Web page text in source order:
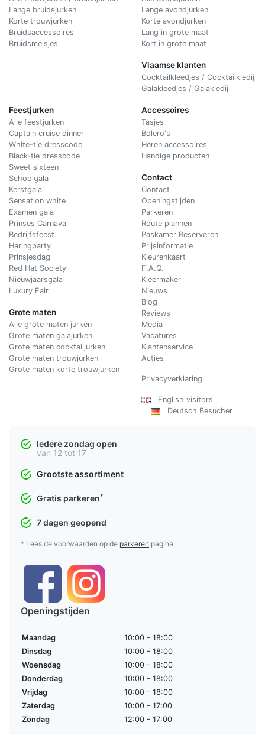
Lange bruidsjurken
Korte trouwjurken
Bruidsaccessoires
Bruidsmeisjes
Lange avondjurken
Korte avondjurken
Lang in grote maat
Kort in grote maat
Vlaamse klanten
Cocktailkleedjes / Cocktailkledij
Galakleedjes / Galakledij
Feestjurken
Alle feestjurken
Captain cruise dinner
White-tie dresscode
Black-tie dresscode
Sweet sixteen
Schoolgala
Kerstgala
Sensation white
Examen gala
Prinses Carnaval
Bedrijfsfeest
Haringparty
Prinsjesdag
Red Hat Society
Nieuwjaarsgala
Luxury Fair
Grote maten
Alle grote maten jurken
Grote maten galajurken
Grote maten cocktailjurken
Grote maten trouwjurken
Grote maten korte trouwjurken
Accessoires
Tasjes
Bolero's
Heren accessoires
Handige producten
Contact
Contact
Openingstijden
Parkeren
Route plannen
Paskamer Reserveren
Prijsinformatie
Kleurenkaart
F.A.Q.
Kleermaker
Nieuws
Blog
Reviews
Media
Vacatures
Klantenservice
Acties
Privacyverklaring
English visitors
Deutsch Besucher
Iedere zondag open
van 12 tot 17
Grootste assortiment
Gratis parkeren*
7 dagen geopend
* Lees de voorwaarden op de parkeren pagina
Openingstijden
Maandag
10:00 - 18:00
Dinsdag
10:00 - 18:00
Woensdag
10:00 - 18:00
Donderdag
10:00 - 18:00
Vrijdag
10:00 - 18:00
Zaterdag
10:00 - 17:00
Zondag
12:00 - 17:00